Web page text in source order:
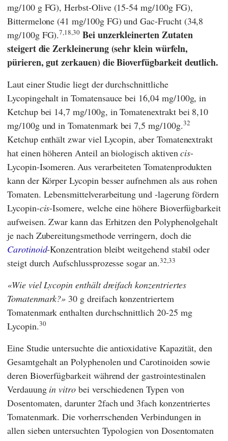
mg/100 g FG), Herbst-Olive (15-54 mg/100g FG),
Bittermelone (41 mg/100g FG) und Gac-Frucht (34,8
mg/100g FG).7,18,30 Bei unzerkleinerten Zutaten
steigert die Zerkleinerung (sehr klein würfeln,
pürieren, gut zerkauen) die Bioverfügbarkeit deutlich.
Laut einer Studie liegt der durchschnittliche
Lycopingehalt in Tomatensauce bei 16,04 mg/100g, in
Ketchup bei 14,7 mg/100g, in Tomatenextrakt bei 8,10
mg/100g und in Tomatenmark bei 7,5 mg/100g.32
Ketchup enthält zwar viel Lycopin, aber Tomatenextrakt
hat einen höheren Anteil an biologisch aktivencis-
Lycopin-Isomeren. Aus verarbeiteten Tomatenprodukten
kann der Körper Lycopin besser aufnehmen als aus rohen
Tomaten. Lebensmittelverarbeitung und -lagerung fördern
Lycopin-cis-Isomere, welche eine höhere Bioverfügbarkeit
aufweisen. Zwar kann das Erhitzen den Polyphenolgehalt
je nach Zubereitungsmethode verringern, doch die
Carotinoid-Konzentration bleibt weitgehend stabil oder
steigt durch Aufschlussprozesse sogar an.32,33
Wie viel Lycopin enthält dreifach konzentriertes
Tomatenmark?
30 g dreifach konzentriertem
Tomatenmark enthalten durchschnittlich 20-25 mg
Lycopin.30
Eine Studie untersuchte die antioxidative Kapazität, den
Gesamtgehalt an Polyphenolen und Carotinoiden sowie
deren Bioverfügbarkeit während der gastrointestinalen
Verdauung in vitro bei verschiedenen Typen von
Dosentomaten, darunter 2fach und 3fach konzentriertes
Tomatenmark. Die vorherrschenden Verbindungen in
allen sieben untersuchten Typologien von Dosentomaten